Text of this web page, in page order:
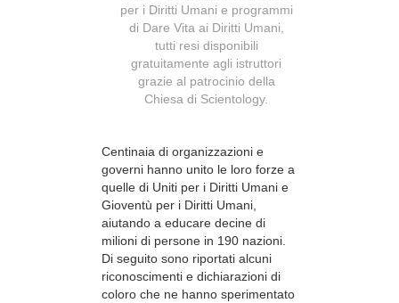
per i Diritti Umani e programmi
di Dare Vita ai Diritti Umani,
tutti resi disponibili
gratuitamente agli istruttori
grazie al patrocinio della
Chiesa di Scientology.
Centinaia di organizzazioni e
governi hanno unito le loro forze a
quelle di Uniti per i Diritti Umani e
Gioventù per i Diritti Umani,
aiutando a educare decine di
milioni di persone in 190 nazioni.
Di seguito sono riportati alcuni
riconoscimenti e dichiarazioni di
coloro che ne hanno sperimentato